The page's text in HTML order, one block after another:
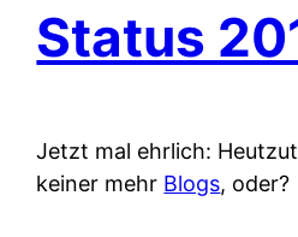
Status
Jetzt mal ehrlich:
keiner mehr Blogs, oder?